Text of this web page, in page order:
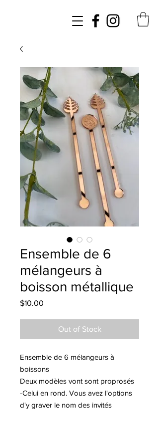
Ensemble de 6
mélangeurs à
boisson métallique
$10.00
Out of Stock
Ensemble de 6 mélangeurs à
boissons
Deux modèles vont sont proprosés
-Celui en rond. Vous avez l'options
d'y graver le nom des invités